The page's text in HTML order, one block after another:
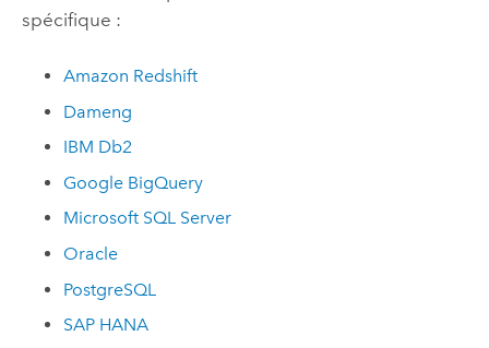
spécifique :
Amazon Redshift
Dameng
IBM Db2
Google BigQuery
Microsoft SQL Server
Oracle
PostgreSQL
SAP HANA